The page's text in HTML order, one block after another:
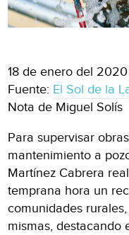
18 de enero del 2020
Fuente: El Sol de la
Nota de Miguel Solís
Para supervisar
mantenimiento a
Martínez Cabrera
temprana hora un
comunidades
mismas, destacando